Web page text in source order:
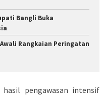
Bangli Buka
Rangkaian Peringatan
pengawasan intensif